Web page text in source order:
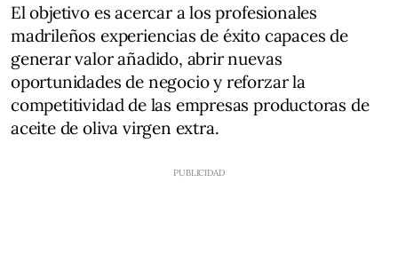
El objetivo es acercar a los profesionales
madrileños experiencias de éxito capaces de
generar valor añadido, abrir nuevas
oportunidades de negocio y reforzar la
competitividad de las empresas productoras de
aceite de oliva virgen extra.